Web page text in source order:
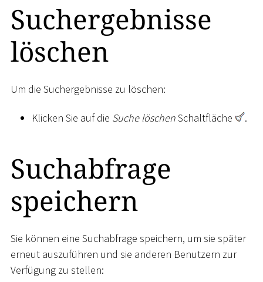
Suchergebnisse
löschen
Um die Suchergebnisse zu löschen:
Klicken Sie auf die Suche löschenSchaltfläche .
Suchabfrage
speichern
Sie können eine Suchabfrage speichern, um sie später
erneut auszuführen und sie anderen Benutzern zur
Verfügung zu stellen: